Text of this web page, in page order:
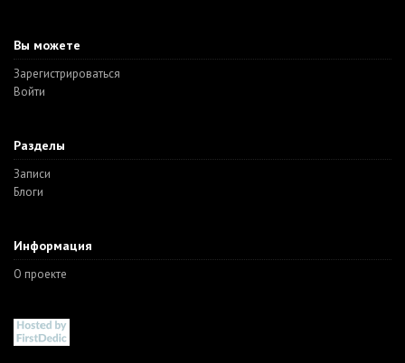
Вы можете
Зарегистрироваться
Войти
Разделы
Записи
Блоги
Информация
О проекте